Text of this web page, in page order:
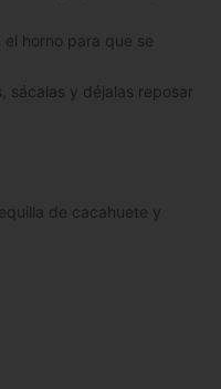
horno para que se
sácalas y déjalas reposar
de cacahuete y